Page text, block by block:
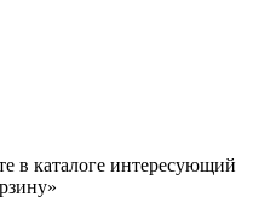
в каталоге интересующий